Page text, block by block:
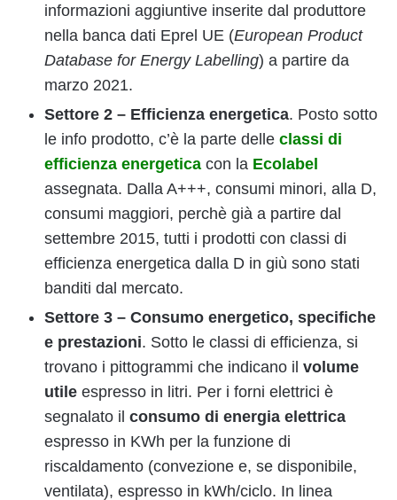
informazioni aggiuntive inserite dal produttore
nella banca dati Eprel UE (European Product
Database for Energy Labelling) a partire da
marzo 2021.
Settore 2 – Efficienza energetica. Posto sotto
le info prodotto, c’è la parte delle classi di
efficienza energetica con la Ecolabel
assegnata. Dalla A+++, consumi minori, alla D,
consumi maggiori, perchè già a partire dal
settembre 2015, tutti i prodotti con classi di
efficienza energetica dalla D in giù sono stati
banditi dal mercato.
Settore 3 – Consumo energetico, specifiche
e prestazioni. Sotto le classi di efficienza, si
trovano i pittogrammi che indicano il volume
utile espresso in litri. Per i forni elettrici è
segnalato il consumo di energia elettrica
espresso in KWh per la funzione di
riscaldamento (convezione e, se disponibile,
ventilata), espresso in kWh/ciclo. In linea